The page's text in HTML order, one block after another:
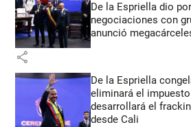
De la Espriella dio
negociaciones con
anunció
share
De la Espriella
eliminará el
desarrollará el
desde Cali